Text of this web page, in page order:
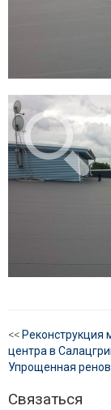
<< Реконструкция
центра в
Упрощенная
Связаться